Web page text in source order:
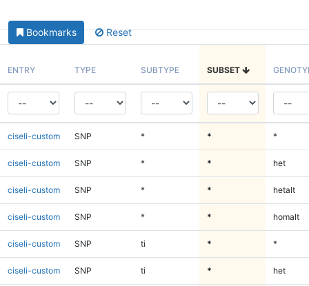
Bookmarks Reset
ENTRY TYPE SUBTYPE SUBSET
ciseli-custom SNP * * *
ciseli-custom SNP * * het
ciseli-custom SNP * * hetalt
ciseli-custom SNP * * homalt
ciseli-custom SNP ti * *
ciseli-custom SNP ti * het